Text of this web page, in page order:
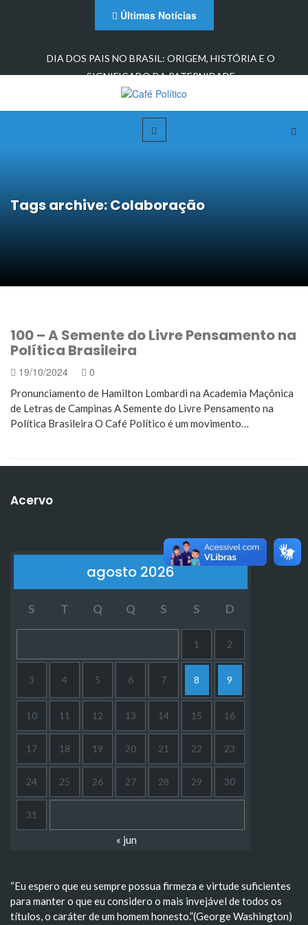
Últimas Notícias
DIA DOS PAIS NO BRASIL: ORIGEM, HISTÓRIA E O
SIGNIFICADO DA PATERNIDADE
Tags archive: Colaboração
100 – A Semente do Livre Pensamento na
Política Brasileira
19/10/2024 0
Pronunciamento de Hamilton Lombardi na Academia Maçônica
de Letras de Campinas A Semente do Livre Pensamento na
Política Brasileira O Café Político é um movimento…
Acervo
agosto 2026
S T Q Q S S D
1 2
3 4 5 6 7 8 9
10 11 12 13 14 15 16
17 18 19 20 21 22 23
24 25 26 27 28 29 30
31
« jun
“Eu espero que eu sempre possua firmeza e virtude suficientes
para manter o que eu considero o mais invejável de todos os
títulos, o caráter de um homem honesto.”(George Washington)